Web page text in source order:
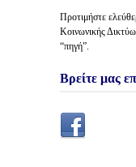
Προτιμήστε
Κοινωνικής
“πηγή”.
Βρείτε μας